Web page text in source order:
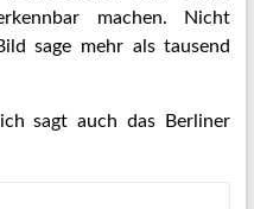
machen. Nicht
sage mehr als tausend
sagt auch das Berliner